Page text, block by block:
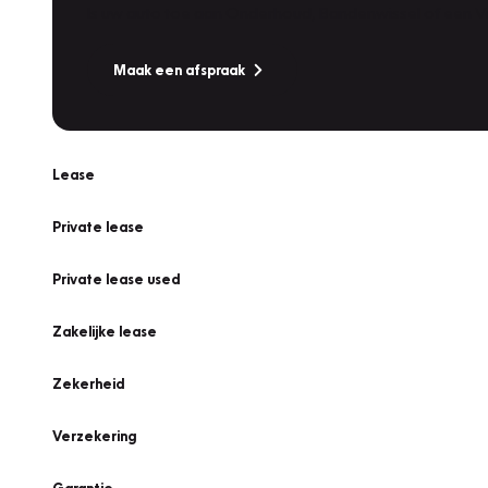
Maak een afspraak
Lease
Private lease
Private lease used
Zakelijke lease
Zekerheid
Verzekering